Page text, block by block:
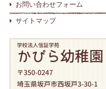
お問い合わせフォーム
サイトマップ